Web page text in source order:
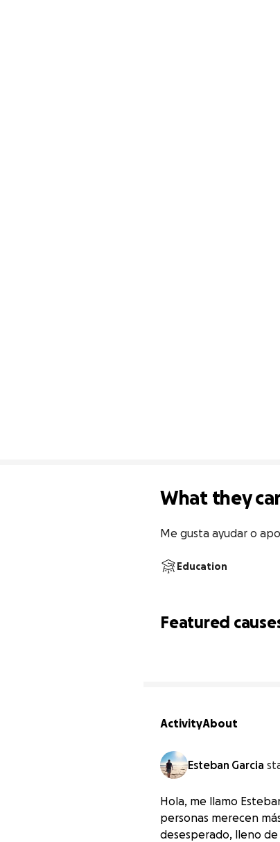
What they
Me gusta ayudar o
Education
Featured
ActivityAbout
Esteban Garcia
Hola, me llamo
personas merecen
desesperado, lleno de